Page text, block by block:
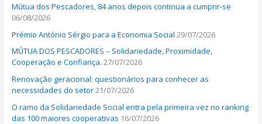
f
o
r
:
Mútua dos Pescadores, 84 anos depois continua a cumprir-se
06/08/2026
Prémio António Sérgio para a Economia Social 29/07/2026
MÚTUA DOS PESCADORES – Solidariedade, Proximidade,
Cooperação e Confiança. 27/07/2026
Renovação geracional: questionários para conhecer as
necessidades do setor21/07/2026
O ramo da Solidariedade Social entra pela primeira vez no ranking
das 100 maiores cooperativas 16/07/2026